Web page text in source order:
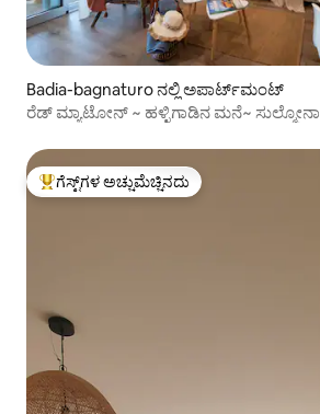
Badia-bagnaturo ನಲ್ಲಿ ಅಪಾರ್ಟ್‌ಮಂಟ್
ರೆಡ್ ಮ್ಯಾಟೋನ್ ~ ಹಳ್ಳಿಗಾಡಿನ ಮನೆ~ ಸುಲ್ಮೋನಾ
ಗೆಸ್ಟ್‌ಗಳಿಗೆ ಅತಿ ಹೆಚ್ಚು ಅಚ್ಚುಮೆಚ್ಚಿನದು
ಗೆಸ್ಟ್‌ಗಳ ಅಚ್ಚುಮೆಚ್ಚಿನದು